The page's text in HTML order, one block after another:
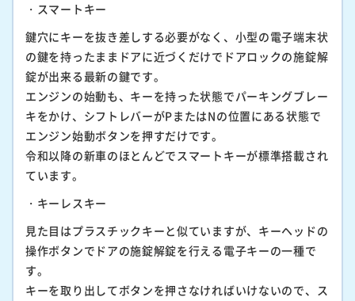
・スマートキー
鍵穴にキーを抜き差しする必要がなく、小型の電子端末状
の鍵を持ったままドアに近づくだけでドアロックの施錠解
錠が出来る最新の鍵です。
エンジンの始動も、キーを持った状態でパーキングブレー
キをかけ、シフトレバーがPまたはNの位置にある状態で
エンジン始動ボタンを押すだけです。
令和以降の新車のほとんどでスマートキーが標準搭載され
ています。
・キーレスキー
見た目はプラスチックキーと似ていますが、キーヘッドの
操作ボタンでドアの施錠解錠を行える電子キーの一種で
す。
キーを取り出してボタンを押さなければいけないので、ス